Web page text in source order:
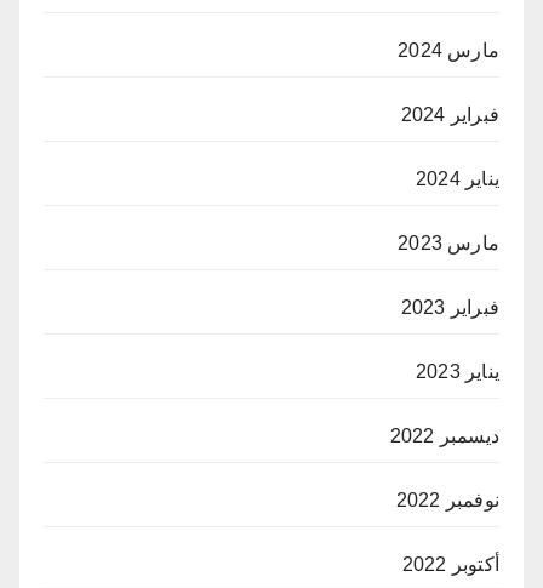
مارس 2024
فبراير 2024
يناير 2024
مارس 2023
فبراير 2023
يناير 2023
ديسمبر 2022
نوفمبر 2022
أكتوبر 2022